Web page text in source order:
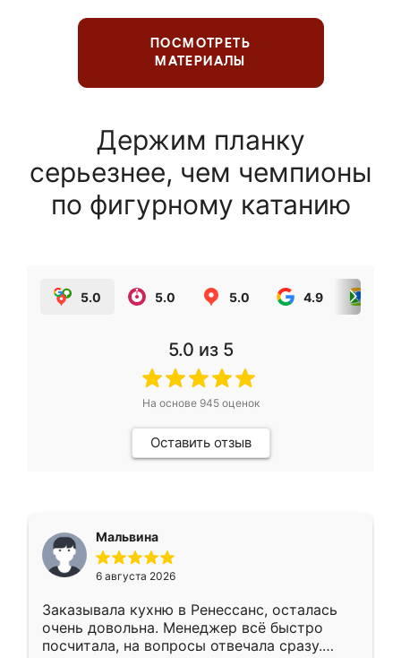
ПОСМОТРЕТЬ
МАТЕРИАЛЫ
Держим планку
серьезнее, чем чемпионы
по фигурному катанию
5.0 5.0 5.0 4.9
5.0 из 5
На основе 945оценок
Оставить отзыв
Мальвина
6 августа 2026
Заказывала кухню в Ренессанс, осталась
очень довольна. Менеджер всё быстро
посчитала, на вопросы отвечала сразу.